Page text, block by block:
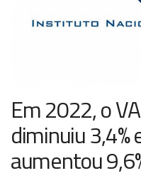
Em 2022, o
diminuiu 3,4%
aumentou